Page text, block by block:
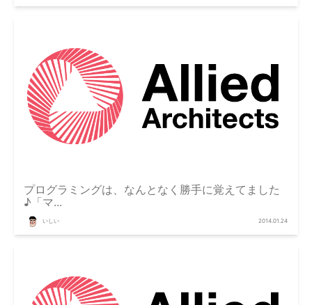
プログラミングは、なんとなく勝手に覚えてました
♪「マ...
いしい 2014.01.24